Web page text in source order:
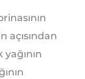
açısından